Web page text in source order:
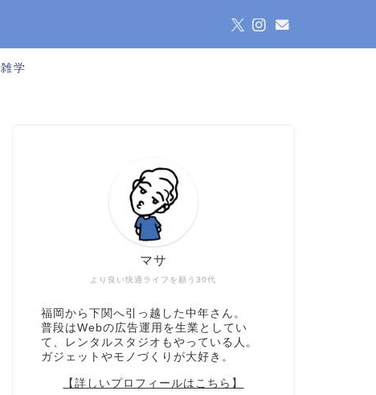
雑学
より良い快適ライフを願う30代
マサ
福岡から下関へ引っ越した中年さん。
普段はWebの広告運用を生業としてい
て、レンタルスタジオもやっている人。
ガジェットやモノづくりが大好き。
【詳しいプロフィールはこちら】